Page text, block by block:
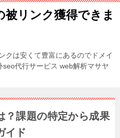
被リンク獲得できま
クは安くて豊富にあるのでドメイ
代行サービス web解析マサヤ
？課題の特定から成果
イド